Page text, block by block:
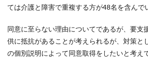
ては介護と障害で重複する方が48名を含んで
同意に至らない理由についてであるが、要支
供に抵抗があることが考えられるが、対策と
の個別説明によって同意取得をしたいと考え